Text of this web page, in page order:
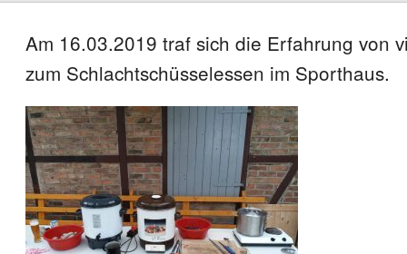
Am 16.03.2019 traf sich die Erfahrung von
zum Schlachtschüsselessen im Sporthaus.